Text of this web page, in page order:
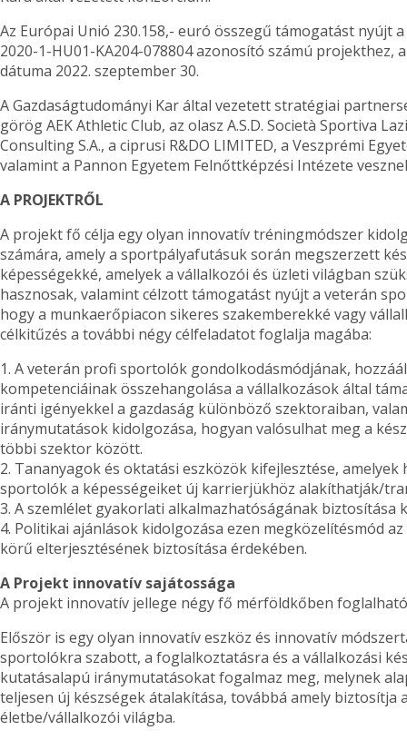
Az Európai Unió 230.158,- euró összegű támogatást nyújt
2020-1-HU01-KA204-078804 azonosító számú projekthez,
dátuma 2022. szeptember 30.
A Gazdaságtudományi Kar által vezetett stratégiai
görög AEK Athletic Club, az olasz A.S.D. Società Sportiva
Consulting S.A., a ciprusi R&DO LIMITED, a Veszprémi
valamint a Pannon Egyetem Felnőttképzési Intézete
A PROJEKTRŐL
A projekt fő célja egy olyan innovatív tréningmódszer
számára, amely a sportpályafutásuk során megszerzett
képességekké, amelyek a vállalkozói és üzleti világban
hasznosak, valamint célzott támogatást nyújt a veterán
hogy a munkaerőpiacon sikeres szakemberekké vagy
célkitűzés a további négy célfeladatot foglalja magába:
1. A veterán profi sportolók gondolkodásmódjának,
kompetenciáinak összehangolása a vállalkozások által
iránti igényekkel a gazdaság különböző szektoraiban,
iránymutatások kidolgozása, hogyan valósulhat meg a
többi szektor között.
2. Tananyagok és oktatási eszközök kifejlesztése, amelyek
sportolók a képességeiket új karrierjükhöz alakíthatják/
3. A szemlélet gyakorlati alkalmazhatóságának biztosítása
4. Politikai ajánlások kidolgozása ezen megközelítésmód
körű elterjesztésének biztosítása érdekében.
A Projekt innovatív sajátossága
A projekt innovatív jellege négy fő mérföldkőben
Először is egy olyan innovatív eszköz és innovatív
sportolókra szabott, a foglalkoztatásra és a vállalkozási
kutatásalapú iránymutatásokat fogalmaz meg, melynek
teljesen új készségek átalakítása, továbbá amely biztosítja
életbe/vállalkozói világba.